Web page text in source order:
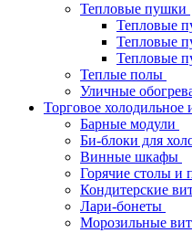
Тепловые пушки
Тепловые
Тепловые
Тепловые
Теплые полы
Уличные
Торговое холодильное
Барные модули
Би-блоки для
Винные шкафы
Горячие столы и
Кондитерские
Лари-бонеты
Морозильные